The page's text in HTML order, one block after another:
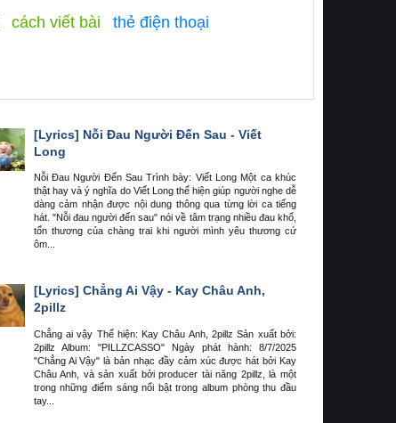
cách viết bài thẻ điện thoại
[Lyrics] Nỗi Đau Người Đến Sau - Viết
Long
Nỗi Đau Người Đến Sau Trình bày: Viết Long Một ca khúc
thật hay và ý nghĩa do Viết Long thể hiện giúp người nghe dễ
dàng cảm nhận được nội dung thông qua từng lời ca tiếng
hát. "Nỗi đau người đến sau" nói về tâm trạng nhiều đau khổ,
tổn thương của chàng trai khi người mình yêu thương cứ
ôm...
[Lyrics] Chẳng Ai Vậy - Kay Châu Anh,
2pillz
Chẳng ai vậy Thể hiện: Kay Châu Anh, 2pillz Sản xuất bởi:
2pillz Album: "PILLZCASSO" Ngày phát hành: 8/7/2025
"Chẳng Ai Vậy" là bản nhạc đầy cảm xúc được hát bởi Kay
Châu Anh, và sản xuất bởi producer tài năng 2pillz, là một
trong những điểm sáng nổi bật trong album phòng thu đầu
tay...